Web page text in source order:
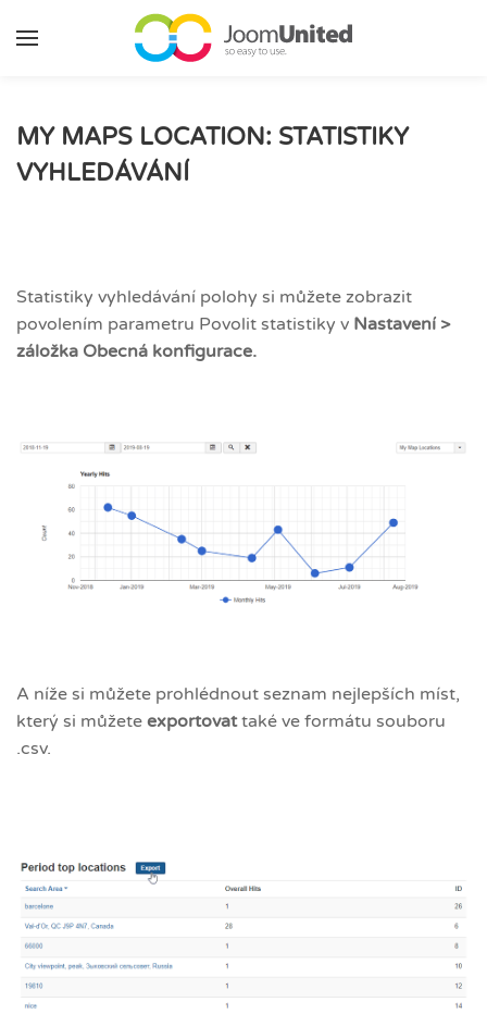
Přeskočit na hlavní obsah
MY MAPS LOCATION: STATISTIKY
VYHLEDÁVÁNÍ
Statistiky vyhledávání polohy si můžete zobrazit
povolením parametru Povolit statistiky v Nastavení >
záložka Obecná konfigurace.
A níže si můžete prohlédnout seznam nejlepších míst,
který si můžete exportovattaké ve formátu souboru
.csv.